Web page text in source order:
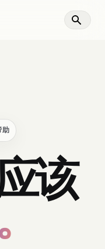
助
该